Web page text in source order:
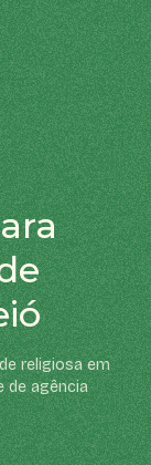
religiosa em
de agência